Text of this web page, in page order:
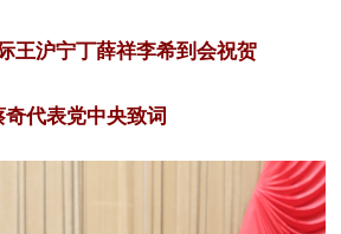
王沪宁丁薛祥李希到会祝贺
奇代表党中央致词